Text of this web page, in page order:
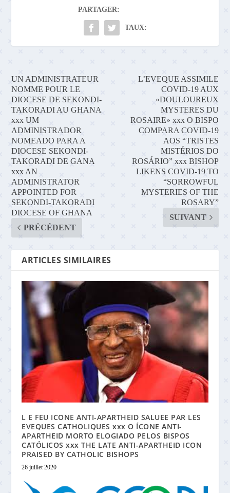
PARTAGER:
TAUX:
UN ADMINISTRATEUR
NOMME POUR LE
DIOCESE DE SEKONDI-
TAKORADI AU GHANA
xxx UM
ADMINISTRADOR
NOMEADO PARA A
DIOCESE SEKONDI-
TAKORADI DE GANA
xxx AN
ADMINISTRATOR
APPOINTED FOR
SEKONDI-TAKORADI
DIOCESE OF GHANA
PRÉCÉDENT
L’EVEQUE ASSIMILE
COVID-19 AUX
«DOULOUREUX
MYSTERES DU
ROSAIRE» xxx O BISPO
COMPARA COVID-19
AOS “TRISTES
MISTÉRIOS DO
ROSÁRIO” xxx BISHOP
LIKENS COVID-19 TO
“SORROWFUL
MYSTERIES OF THE
ROSARY”
SUIVANT
ARTICLES SIMILAIRES
L E FEU ICONE ANTI-APARTHEID SALUEE PAR LES
EVEQUES CATHOLIQUES xxx O ÍCONE ANTI-
APARTHEID MORTO ELOGIADO PELOS BISPOS
CATÓLICOS xxx THE LATE ANTI-APARTHEID ICON
PRAISED BY CATHOLIC BISHOPS
26 juillet 2020